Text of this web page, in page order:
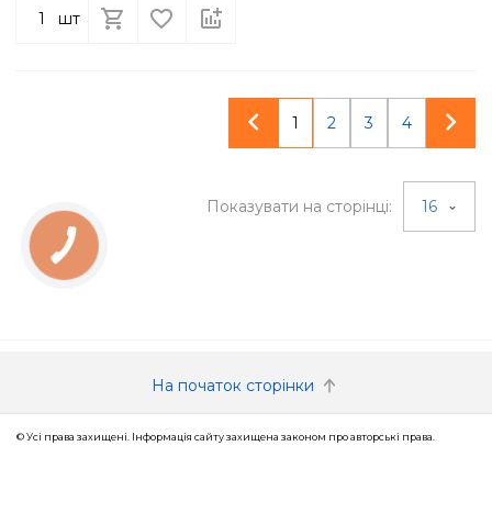
шт
1 2 3 4
Показувати на сторінці: 16
На початок сторінки
© Усі права захищені. Інформація сайту захищена законом про авторські права.
КНОПКА
ЗВ'ЯЗКУ